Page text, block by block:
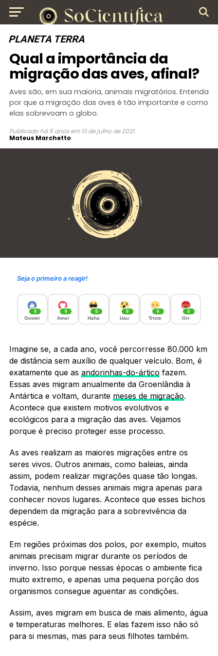
PLANETA TERRA
Qual a importância da
migração das aves, afinal?
Aves são, em sua maioria, animais migratórios. Entenda
por que a migração das aves é tão importante e como
elas sobrevoam o globo.
Publicado há 5 anos em 13 de julho de 2021
Mateus Marchetto
Seja o primeiro a reagir!
0
Gostei
0
Amei
0
Haha
0
Uau
0
Triste
0
Grr
Imagine se, a cada ano, você percorresse 80.000 km
de distância sem auxílio de qualquer veículo. Bom, é
exatamente que as andorinhas-do-ártico fazem.
Essas aves migram anualmente da Groenlândia à
Antártica e voltam, durante meses de migração.
Acontece que existem motivos evolutivos e
ecológicos para a migração das aves. Vejamos
porque é preciso proteger esse processo.
As aves realizam as maiores migrações entre os
seres vivos. Outros animais, como baleias, ainda
assim, podem realizar migrações quase tão longas.
Todavia, nenhum desses animais migra apenas para
conhecer novos lugares. Acontece que esses bichos
dependem da migração para a sobrevivência da
espécie.
Em regiões próximas dos polos, por exemplo, muitos
animais precisam migrar durante os períodos de
inverno. Isso porque nessas épocas o ambiente fica
muito extremo, e apenas uma pequena porção dos
organismos consegue aguentar as condições.
Assim, aves migram em busca de mais alimento, água
e temperaturas melhores. E elas fazem isso não só
para si mesmas, mas para seus filhotes também.